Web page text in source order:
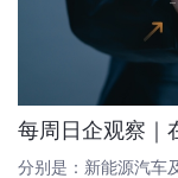
每周日企观察｜
分别是：新能源汽车